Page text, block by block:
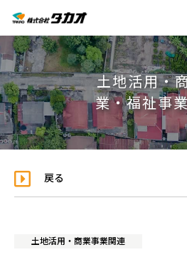
土地活用・
業・福祉事
戻る
土地活用・商業事業関連